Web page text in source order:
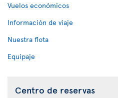
Vuelos económicos
Información de viaje
Nuestra flota
Equipaje
Centro de reservas